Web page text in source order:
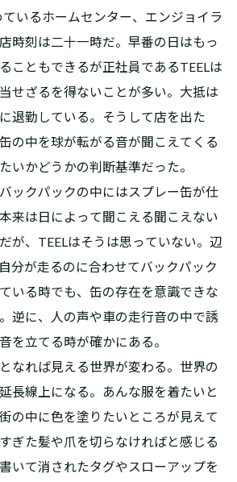
いるホームセンター、エンジョイラ
時刻は二十一時だ。早番の日はもっ
こともできるが正社員であるTEELは
せざるを得ないことが多い。大抵は
退勤している。そうして店を出た
の中を球が転がる音が聞こえてくる
いかどうかの判断基準だった。
ックパックの中にはスプレー缶が仕
来は日によって聞こえる聞こえない
が、TEELはそうは思っていない。辺
分が走るのに合わせてバックパック
いる時でも、缶の存在を意識できな
逆に、人の声や車の走行音の中で誘
を立てる時が確かにある。
なれば見える世界が変わる。世界の
長線上になる。あんな服を着たいと
の中に色を塗りたいところが見えて
ぎた髪や爪を切らなければと感じる
いて消されたタグやスローアップを